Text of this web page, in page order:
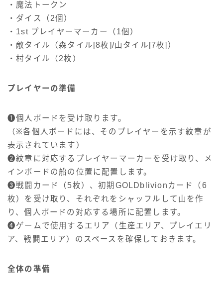
・魔法トークン
・ダイス（2個）
・1st プレイヤーマーカー（1個）
・敵タイル（森タイル[8枚]/山タイル[7枚]）
・村タイル（2枚）
プレイヤーの準備
❶個人ボードを受け取ります。
（※各個人ボードには、そのプレイヤーを示す紋章が
表示されています）
❷紋章に対応するプレイヤーマーカーを受け取り、メ
インボードの船の位置に配置します。
❸戦闘カード（5枚）、初期GOLDblivionカード（6
枚）を受け取り、それぞれをシャッフルして山を作
り、個人ボードの対応する場所に配置します。
❹ゲームで使用するエリア（生産エリア、プレイエリ
ア、戦闘エリア）のスペースを確保しておきます。
全体の準備